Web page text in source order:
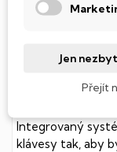
součástmi a
soustavy je
mnohemrychlejší
Podsvícená
Integrovaný
klávesy tak, aby
Jen
Přejít